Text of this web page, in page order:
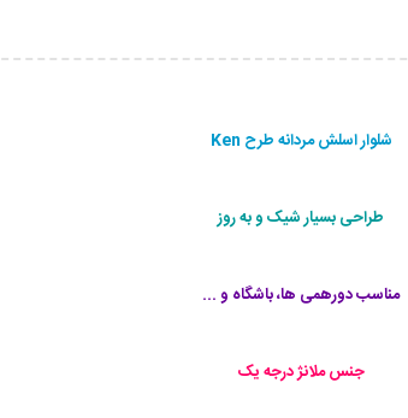
شلوار اسلش مردانه طرح Ken
طراحی بسیار شیک و به روز
مناسب دورهمی ها، باشگاه و ...
جنس ملانژ درجه یک